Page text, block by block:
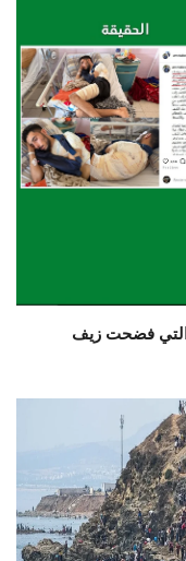
التي فضحت زيف